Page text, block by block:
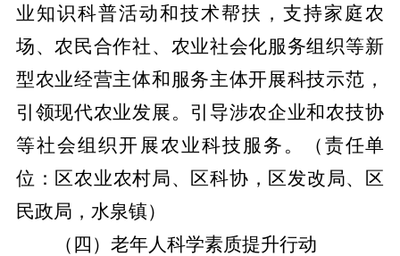
业知识科普活动和技术帮扶，支持家庭农
场、农民合作社、农业社会化服务组织等新
型农业经营主体和服务主体开展科技示范，
引领现代农业发展。引导涉农企业和农技协
等社会组织开展农业科技服务。
（责任单
位：区农业农村局、区科协，区发改局、区
民政局，水泉镇）
（四）老年人科学素质提升行动